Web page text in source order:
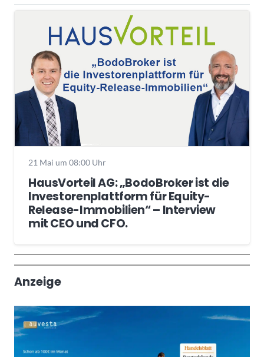
21 Mai um 08:00 Uhr
HausVorteil AG: „BodoBroker ist die
Investorenplattform für Equity-
Release-Immobilien“ – Interview
mit CEO und CFO.
Wochenrückblick
Trendthemen
Anzeige